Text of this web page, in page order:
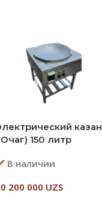
казан
Очаг) 150 литр
В наличии
200 000 UZS